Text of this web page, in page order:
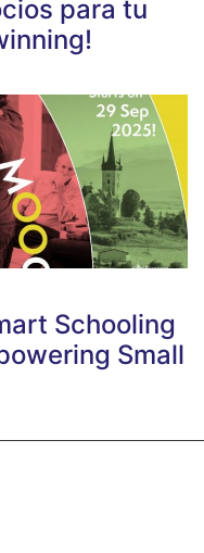
para tu
Schooling
Small